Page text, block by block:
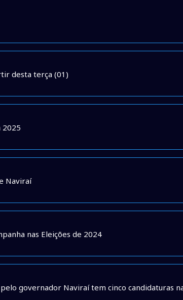
desta terça (01)
2025
Naviraí
nas Eleições de 2024
governador Naviraí tem cinco candidaturas